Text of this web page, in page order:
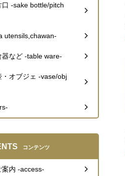
口 -sake bottle/pitch
utensils,chawan-
器など -table ware-
・オブジェ -vase/obj
コンテンツ
案内 -access-